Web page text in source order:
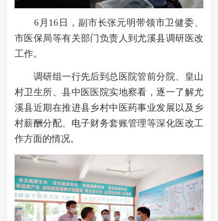
6月16日，副市长张元明带领市卫健委、
市医保局等有关部门负责人到尤溪县调研医改
工作。
调研组一行先后到总医院管前分院、皇山
村卫生所、县中医医院实地察看，逐一了解尤
溪县近期在推进县乡村中医药事业发展以及乡
村薪酬分配、电子财务套账管理等深化医改工
作方面的情况。